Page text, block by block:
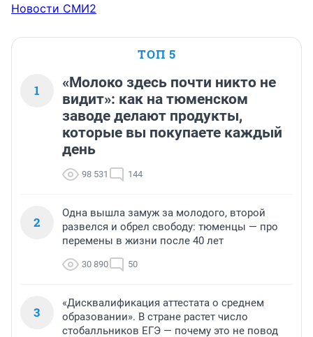
Новости СМИ2
ТОП 5
1
«Молоко здесь почти никто не
видит»: как на тюменском
заводе делают продукты,
которые вы покупаете каждый
день
98 531 144
2
Одна вышла замуж за молодого, второй
развелся и обрел свободу: тюменцы — про
перемены в жизни после 40 лет
30 890 50
3
«Дисквалификация аттестата о среднем
образовании». В стране растет число
стобалльников ЕГЭ — почему это не повод